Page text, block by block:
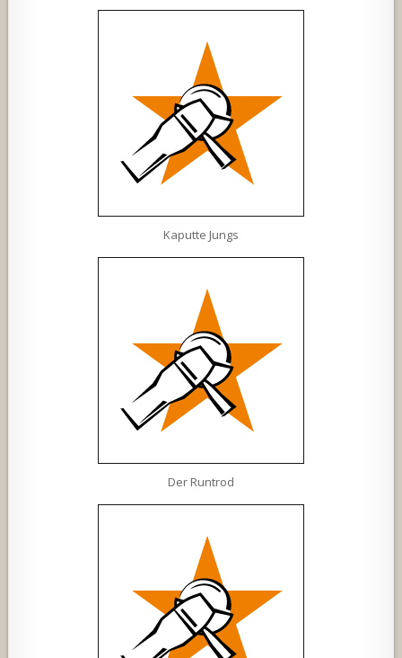
Kaputte Jungs
Der Runtrod